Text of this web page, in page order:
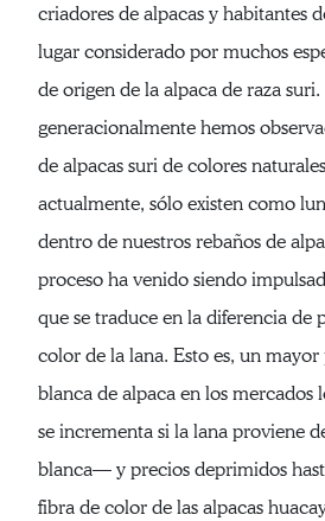
criadores de alpacas y habitantes
lugar considerado por muchos
de origen de la alpaca de raza
generacionalmente hemos
de alpacas suri de colores
actualmente, sólo existen como
dentro de nuestros rebaños de
proceso ha venido siendo
que se traduce en la diferencia de
color de la lana. Esto es, un
blanca de alpaca en los
se incrementa si la lana proviene
blanca— y precios deprimidos
fibra de color de las alpacas